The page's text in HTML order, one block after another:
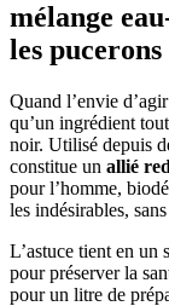
mélange
les pucerons
Quand l’envie
qu’un ingrédient
noir. Utilisé depuis
constitue un allié
pour l’homme,
les indésirables,
L’astuce tient en un
pour préserver la
pour un litre de